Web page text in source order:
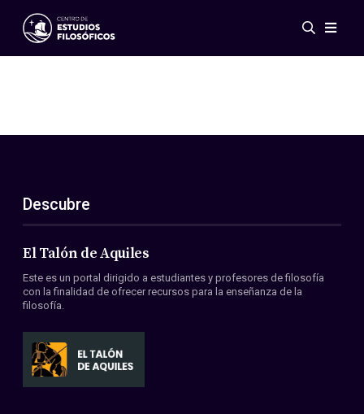
Eventos
ES
EN
Acerca de nosotros
Miembros
Convenios
Descubre
El Talón de Aquiles
Este es un portal dirigido a estudiantes y profesores de filosofía
con la finalidad de ofrecer recursos para la enseñanza de la
filosofía.